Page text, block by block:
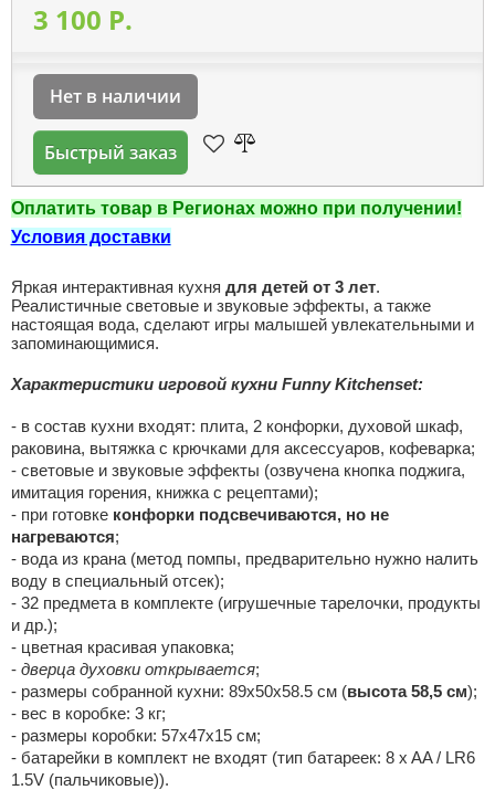
3 100 P.
Нет в наличии
Быстрый заказ
Оплатить товар в Регионах можно при получении!
Условия доставки
Яркая интерактивная кухня для детей от 3 лет.
Реалистичные световые и звуковые эффекты, а также
настоящая вода, сделают игры малышей увлекательными и
запоминающимися.
Характеристики игровой кухни Funny Kitchenset:
- в состав кухни входят: плита, 2 конфорки, духовой шкаф,
раковина, вытяжка с крючками для аксессуаров, кофеварка;
- световые и звуковые эффекты (озвучена кнопка поджига,
имитация горения, книжка с рецептами);
- при готовке конфорки подсвечиваются, но не
нагреваются;
- вода из крана (метод помпы, предварительно нужно налить
воду в специальный отсек);
- 32 предмета в комплекте (игрушечные тарелочки, продукты
и др.);
- цветная красивая упаковка;
- дверца духовки открывается;
- размеры собранной кухни: 89х50х58.5 см (высота 58,5 см);
- вес в коробке: 3 кг;
- размеры коробки: 57х47х15 см;
- батарейки в комплект не входят (тип батареек: 8 x AA / LR6
1.5V (пальчиковые)).